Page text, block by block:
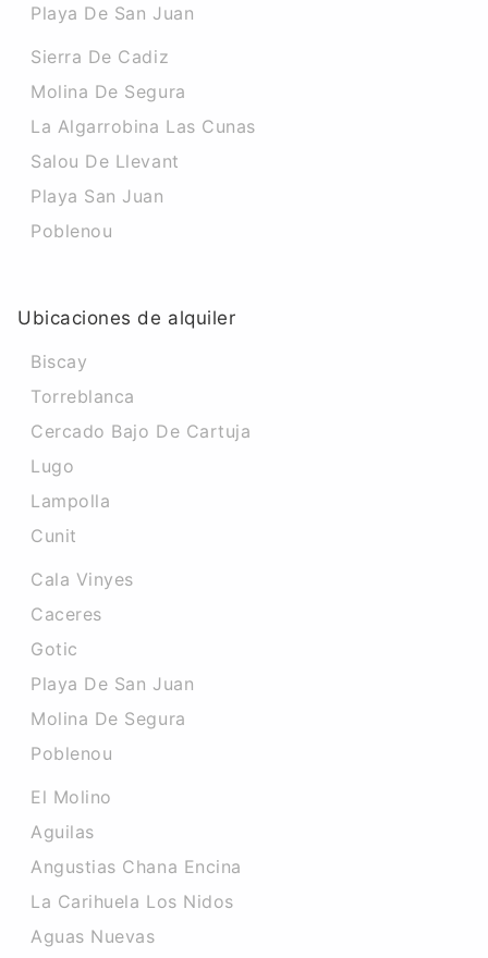
Playa De San Juan
Sierra De Cadiz
Molina De Segura
La Algarrobina Las Cunas
Salou De Llevant
Playa San Juan
Poblenou
Ubicaciones de alquiler
Biscay
Torreblanca
Cercado Bajo De Cartuja
Lugo
Lampolla
Cunit
Cala Vinyes
Caceres‎
Gotic
Playa De San Juan
Molina De Segura
Poblenou
El Molino
Aguilas
Angustias Chana Encina
La Carihuela Los Nidos
Aguas Nuevas